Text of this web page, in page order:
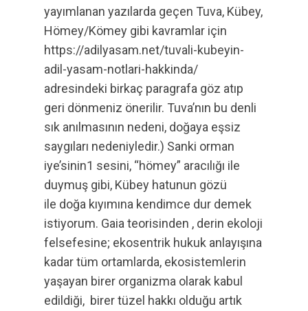
yayımlanan yazılarda geçen Tuva, Kübey,
Hömey/Kömey gibi kavramlar için
https://adilyasam.net/tuvali-kubeyin-
adil-yasam-notlari-hakkinda/
adresindeki birkaç paragrafa göz atıp
geri dönmeniz önerilir. Tuva’nın bu denli
sık anılmasının nedeni, doğaya eşsiz
saygıları nedeniyledir.) Sanki orman
iye’sinin1 sesini, “hömey” aracılığı ile
duymuş gibi, Kübey hatunun gözü
ile doğa kıyımına kendimce dur demek
istiyorum. Gaia teorisinden , derin ekoloji
felsefesine; ekosentrik hukuk anlayışına
kadar tüm ortamlarda, ekosistemlerin
yaşayan birer organizma olarak kabul
edildiği, birer tüzel hakkı olduğu artık